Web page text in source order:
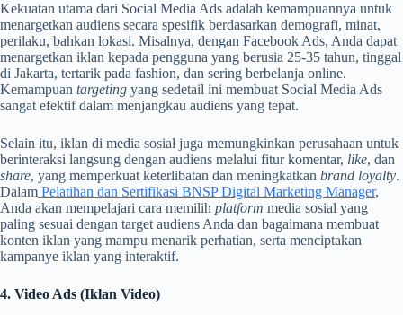
Kekuatan utama dari Social Media Ads adalah kemampuannya untuk
menargetkan audiens secara spesifik berdasarkan demografi, minat,
perilaku, bahkan lokasi. Misalnya, dengan Facebook Ads, Anda dapat
menargetkan iklan kepada pengguna yang berusia 25-35 tahun, tinggal
di Jakarta, tertarik pada fashion, dan sering berbelanja online.
Kemampuan targeting yang sedetail ini membuat Social Media Ads
sangat efektif dalam menjangkau audiens yang tepat.
Selain itu, iklan di media sosial juga memungkinkan perusahaan untuk
berinteraksi langsung dengan audiens melalui fitur komentar, like, dan
share, yang memperkuat keterlibatan dan meningkatkan brand loyalty.
Dalam Pelatihan dan Sertifikasi BNSP Digital Marketing Manager,
Anda akan mempelajari cara memilih platform media sosial yang
paling sesuai dengan target audiens Anda dan bagaimana membuat
konten iklan yang mampu menarik perhatian, serta menciptakan
kampanye iklan yang interaktif.
4. Video Ads (Iklan Video)